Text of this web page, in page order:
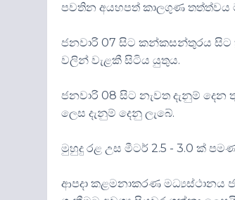
පවතින අයහපත් කාලගුණ තත්ත්වය
ජනවාරි 07 සිට කන්කසන්තුරය සිට
වලින් වැළකී සිටිය යුතුය.
ජනවාරි 08 සිට නැවත දැනුම්
ලෙස දැනුම් දෙනු ලැබේ.
මුහුදු රළ උස මීටර් 2.5 - 3.0 ක්
ආපදා කළමනාකරණ